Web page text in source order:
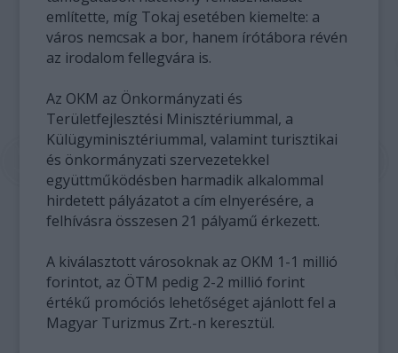
említette, míg Tokaj esetében kiemelte: a
város nemcsak a bor, hanem írótábora révén
az irodalom fellegvára is.
Az OKM az Önkormányzati és
Területfejlesztési Minisztériummal, a
Külügyminisztériummal, valamint turisztikai
és önkormányzati szervezetekkel
együttműködésben harmadik alkalommal
hirdetett pályázatot a cím elnyerésére, a
felhívásra összesen 21 pályamű érkezett.
A kiválasztott városoknak az OKM 1-1 millió
forintot, az ÖTM pedig 2-2 millió forint
értékű promóciós lehetőséget ajánlott fel a
Magyar Turizmus Zrt.-n keresztül.